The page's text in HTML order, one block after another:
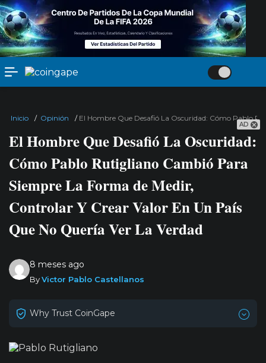
AD
Inicio / Opinión / El Hombre Que Desafió La Oscuridad: Cómo Pablo
El Hombre Que Desafió La Oscuridad:
Cómo Pablo Rutigliano Cambió Para
Siempre La Forma de Medir,
Controlar Y Crear Valor En Un País
Que No Quería Ver La Verdad
8 meses ago
ByVictor Pablo Castellanos
Why Trust CoinGape